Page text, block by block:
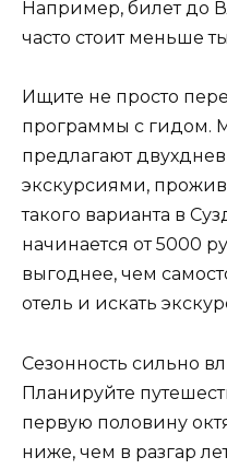
Например, билет до
часто стоит меньше
Ищите не просто
программы с гидом.
предлагают
экскурсиями,
такого варианта в
начинается от 5000
выгоднее, чем
отель и искать
Сезонность сильно
Планируйте
первую половину
ниже, чем в разгар